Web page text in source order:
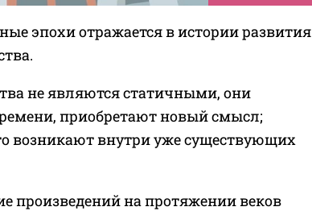
эпохи отражается в истории развития
не являются статичными, они
приобретают новый смысл;
возникают внутри уже существующих
произведений на протяжении веков